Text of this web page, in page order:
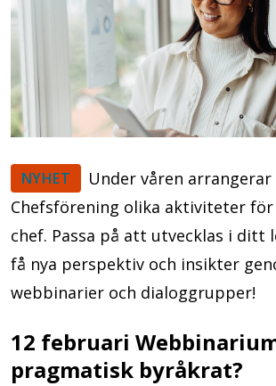
NYHET
Under våren arrangerar
Chefsförening olika aktiviteter
chef. Passa på att utvecklas i ditt
få nya perspektiv och insikter
webbinarier och dialoggrupper!
12 februari
pragmatisk byråkrat?